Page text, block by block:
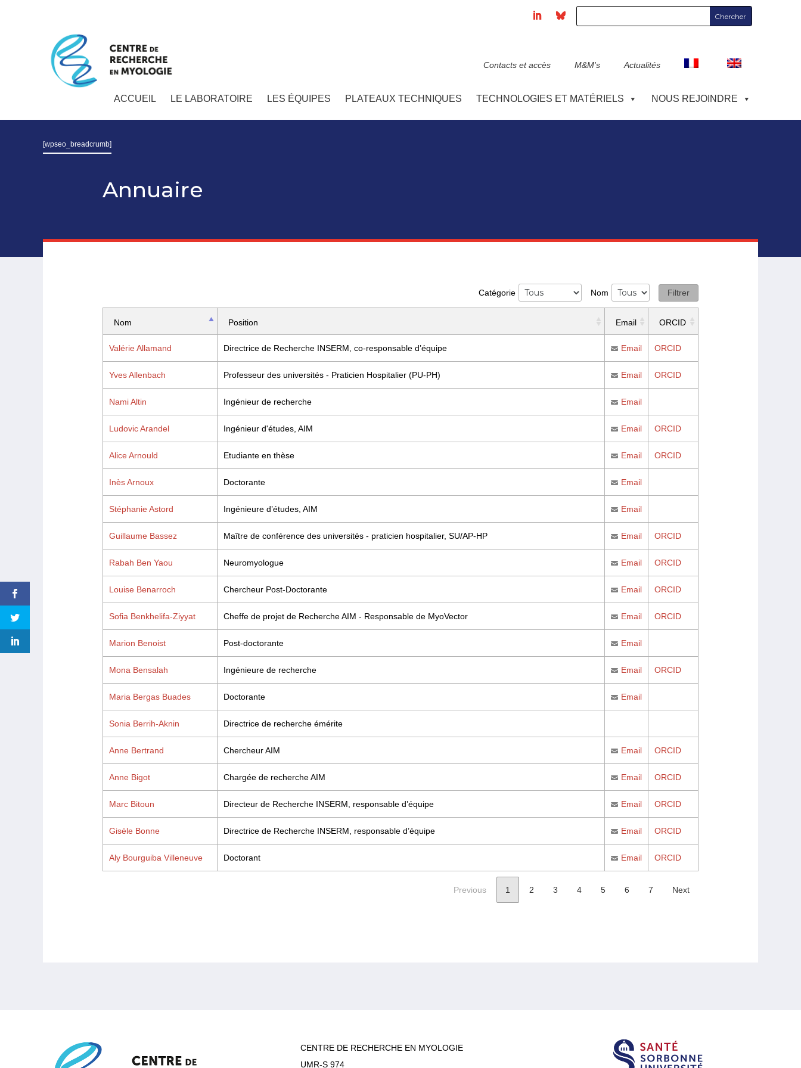
Contacts et accès M&M's Actualités
ACCUEIL LE LABORATOIRE LES ÉQUIPES PLATEAUX TECHNIQUES TECHNOLOGIES ET MATÉRIELS NOUS REJOINDRE
[wpseo_breadcrumb]
Annuaire
Catégorie Nom Filtrer
Nom Position Email ORCID
Valérie Allamand Directrice de Recherche INSERM, co-responsable d’équipe Email ORCID
Yves Allenbach Professeur des universités - Praticien Hospitalier (PU-PH) Email ORCID
Nami Altin Ingénieur de recherche Email
Ludovic Arandel Ingénieur d'études, AIM Email ORCID
Alice Arnould Etudiante en thèse Email ORCID
Inès Arnoux Doctorante Email
Stéphanie Astord Ingénieure d’études, AIM Email
Guillaume Bassez Maître de conférence des universités - praticien hospitalier, SU/AP-HP Email ORCID
Rabah Ben Yaou Neuromyologue Email ORCID
Louise Benarroch Chercheur Post-Doctorante Email ORCID
Sofia Benkhelifa-Ziyyat Cheffe de projet de Recherche AIM - Responsable de MyoVector Email ORCID
Marion Benoist Post-doctorante Email
Mona Bensalah Ingénieure de recherche Email ORCID
Maria Bergas Buades Doctorante Email
Sonia Berrih-Aknin Directrice de recherche émérite
Anne Bertrand Chercheur AIM Email ORCID
Anne Bigot Chargée de recherche AIM Email ORCID
Marc Bitoun Directeur de Recherche INSERM, responsable d’équipe Email ORCID
Gisèle Bonne Directrice de Recherche INSERM, responsable d’équipe Email ORCID
Aly Bourguiba Villeneuve Doctorant Email ORCID
Previous 1 2 3 4 5 6 7 Next
CENTRE DE RECHERCHE EN MYOLOGIE
UMR-S 974